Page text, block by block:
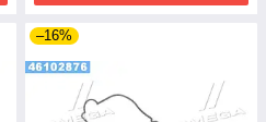
–16%